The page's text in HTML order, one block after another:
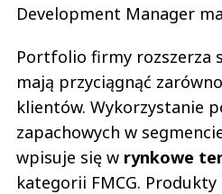
Development Manager
Portfolio firmy rozszerza
mają przyciągnąć
klientów. Wykorzystanie
zapachowych w
wpisuje się w rynkowe
kategorii FMCG.